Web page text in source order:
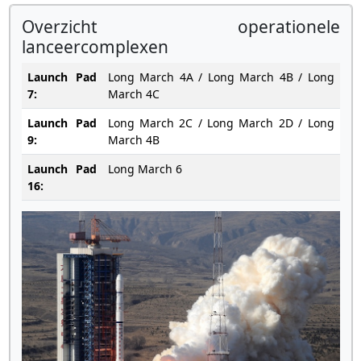
Overzicht operationele
lanceercomplexen
Launch Pad
7:
Long March 4A / Long March 4B / Long
March 4C
Launch Pad
9:
Long March 2C / Long March 2D / Long
March 4B
Launch Pad
16:
Long March 6